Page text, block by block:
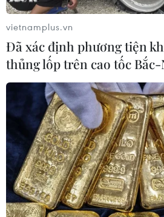
vietnamplus.vn
Đã xác định phương tiện
thủng lốp trên cao tốc Bắc-